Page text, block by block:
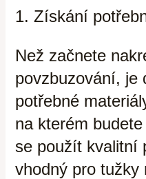
1. Získání
Než začnete
povzbuzování, je
potřebné
na kterém
se použít kvalitní
vhodný pro tužky